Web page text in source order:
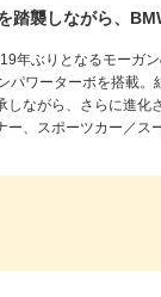
踏襲しながら、
19年ぶりとなるモーガ
パワーターボを搭載
しながら、さらに進
ー、スポーツカー／ス